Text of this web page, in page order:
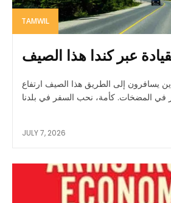
TAMWIL
عبر كندا هذا الصيف
يشعر الكنديون الذين يسافرون إلى الطريق هذا الصيف ارتفاع
JULY 7, 2026